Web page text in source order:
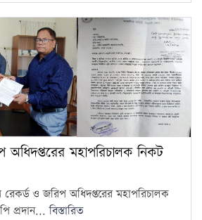
মহাপরিচালক নিকট
রেকর্ড ও জরিপ অধিদপ্তরের মহাপরিচালক
প্রদান...বিস্তারিত